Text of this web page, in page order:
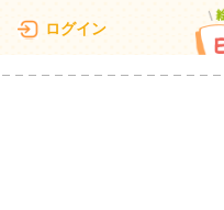
ログイン